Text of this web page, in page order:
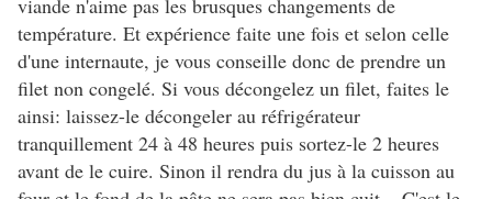
viande n'aime pas les brusques changements de
température. Et expérience faite une fois et selon celle
d'une internaute, je vous conseille donc de prendre un
filet non congelé. Si vous décongelez un filet, faites le
ainsi: laissez-le décongeler au réfrigérateur
tranquillement 24 à 48 heures puis sortez-le 2 heures
avant de le cuire. Sinon il rendra du jus à la cuisson au